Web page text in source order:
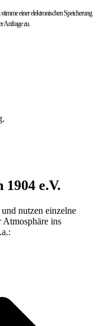
einer elektronischen Speicherung
Anfrage zu.
e.V.
nutzen einzelne
Atmosphäre ins